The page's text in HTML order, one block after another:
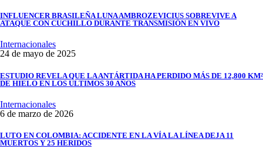
INFLUENCER BRASILEÑA LUNA AMBROZEVICIUS SOBREVIVE A
ATAQUE CON CUCHILLO DURANTE TRANSMISIÓN EN VIVO
Internacionales
24 de mayo de 2025
ESTUDIO REVELA QUE LA ANTÁRTIDA HA PERDIDO MÁS DE 12,800 KM²
DE HIELO EN LOS ÚLTIMOS 30 AÑOS
Internacionales
6 de marzo de 2026
LUTO EN COLOMBIA: ACCIDENTE EN LA VÍA LA LÍNEA DEJA 11
MUERTOS Y 25 HERIDOS